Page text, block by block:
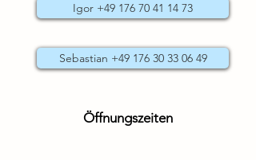
Igor +49 176 70 41 14 73
Sebastian +49 176 30 33 06 49
Öffnungszeiten